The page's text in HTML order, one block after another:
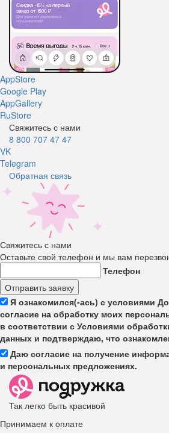
AppStore
Google Play
AppGallery
RuStore
Свяжитесь с нами
8 800 707 47 47
VK
Telegram
Обратная связь
Свяжитесь с нами
Оставьте свой телефон и мы вам
Телефон
Отправить заявку
Я ознакомился(-ась) с условиями
согласие на обработку моих
в соответствии с Условиями
данных и подтверждаю, что
Даю согласие на получение
и персональных предложениях.
Так легко быть красивой
Принимаем к оплате